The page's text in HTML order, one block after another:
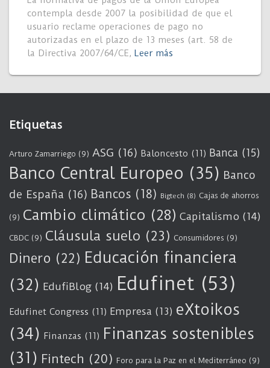
contempla desde 2007 la posibilidad de que el
usuario reclame operaciones de pago no
autorizadas en el plazo de 13 meses (art. 58 de
la Directiva 2007/64/CE, Leer más
Etiquetas
Arturo Zamarriego (9) ASG (16) Baloncesto (11) Banca (15)
Banco Central Europeo (35) Banco
de España (16) Bancos (18) Bigtech (8) Cajas de ahorros
(9) Cambio climático (28) Capitalismo (14)
CBDC (9) Cláusula suelo (23) Consumidores (9)
Dinero (22) Educación financiera
(32) EdufiBlog (14) Edufinet (53)
Edufinet Congress (11) Empresa (13) eXtoikos
(34) Finanzas (11) Finanzas sostenibles
(31) Fintech (20) Foro para la Paz en el Mediterráneo (9)